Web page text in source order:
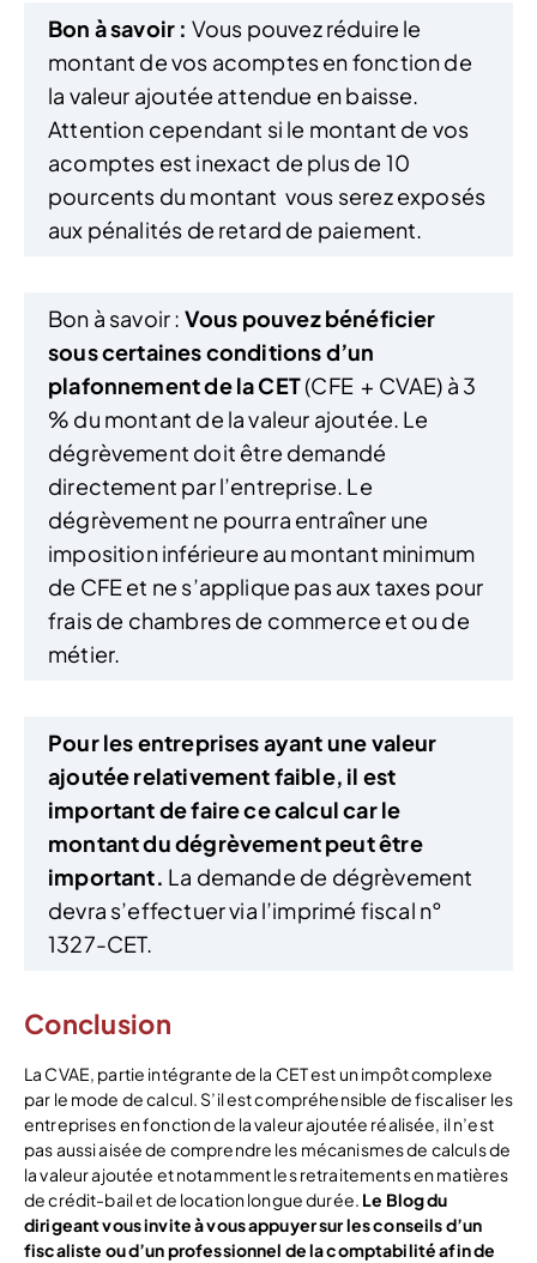
Bon à savoir : Vous pouvez réduire le
montant de vos acomptes en fonction de
la valeur ajoutée attendue en baisse.
Attention cependant si le montant de vos
acomptes est inexact de plus de 10
pourcents du montant vous serez exposés
aux pénalités de retard de paiement.
Bon à savoir : Vous pouvez bénéficier
sous certaines conditions d’un
plafonnement de la CET(CFE + CVAE) à 3
% du montant de la valeur ajoutée. Le
dégrèvement doit être demandé
directement par l’entreprise. Le
dégrèvement ne pourra entraîner une
imposition inférieure au montant minimum
de CFE et ne s’applique pas aux taxes pour
frais de chambres de commerce et ou de
métier.
Pour les entreprises ayant une valeur
ajoutée relativement faible, il est
important de faire ce calcul car le
montant du dégrèvement peut être
important. La demande de dégrèvement
devra s’effectuer via l’imprimé fiscal n°
1327-CET.
Conclusion
La CVAE, partie intégrante de la CET est un impôt complexe
par le mode de calcul. S’il est compréhensible de fiscaliser les
entreprises en fonction de la valeur ajoutée réalisée, il n’est
pas aussi aisée de comprendre les mécanismes de calculs de
la valeur ajoutée et notamment les retraitements en matières
de crédit-bail et de location longue durée. Le Blog du
dirigeant vous invite à vous appuyer sur les conseils d’un
fiscaliste ou d’un professionnel de la comptabilité afin de